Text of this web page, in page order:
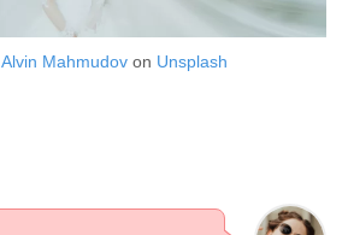
Alvin Mahmudovon Unsplash